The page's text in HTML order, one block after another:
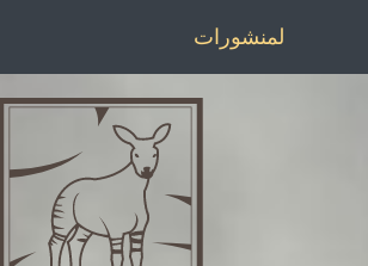
لمنشورات